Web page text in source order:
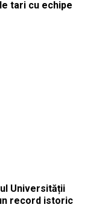
tari cu echipe
Universității
record istoric